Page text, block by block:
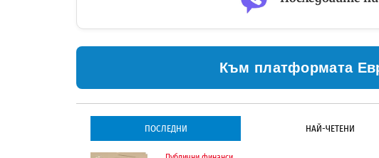
Към платформата
ПОСЛЕДНИ НАЙ-ЧЕТЕНИ